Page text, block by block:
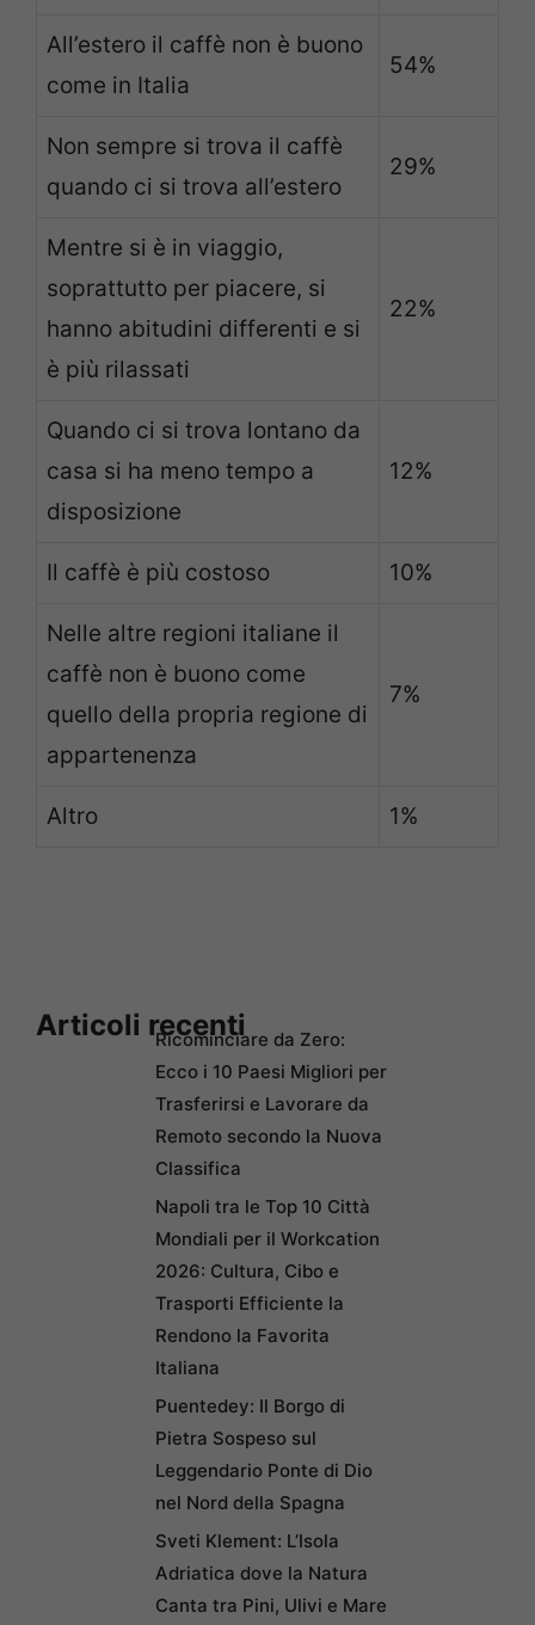
All’estero il caffè non è buono
come in Italia
54%
Non sempre si trova il caffè
quando ci si trova all’estero
29%
Mentre si è in viaggio,
soprattutto per piacere, si
hanno abitudini differenti e si
è più rilassati
22%
Quando ci si trova lontano da
casa si ha meno tempo a
disposizione
12%
Il caffè è più costoso 10%
Nelle altre regioni italiane il
caffè non è buono come
quello della propria regione di
appartenenza
7%
Altro 1%
Articoli recentiRicominciare da Zero:
Ecco i 10 Paesi Migliori per
Trasferirsi e Lavorare da
Remoto secondo la Nuova
Classifica
Napoli tra le Top 10 Città
Mondiali per il Workcation
2026: Cultura, Cibo e
Trasporti Efficiente la
Rendono la Favorita
Italiana
Puentedey: Il Borgo di
Pietra Sospeso sul
Leggendario Ponte di Dio
nel Nord della Spagna
Sveti Klement: L’Isola
Adriatica dove la Natura
Canta tra Pini, Ulivi e Mare